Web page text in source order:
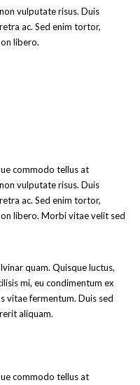
vulputate risus. Duis
ac. Sed enim tortor,
libero.
commodo tellus at
vulputate risus. Duis
ac. Sed enim tortor,
libero. Morbi vitae velit sed
quam. Quisque luctus,
mi, eu condimentum ex
vitae fermentum. Duis sed
aliquam.
commodo tellus at